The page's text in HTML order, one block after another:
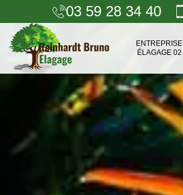
03 59 28 34 40
ENTREPRISE
ÉLAGAGE 02